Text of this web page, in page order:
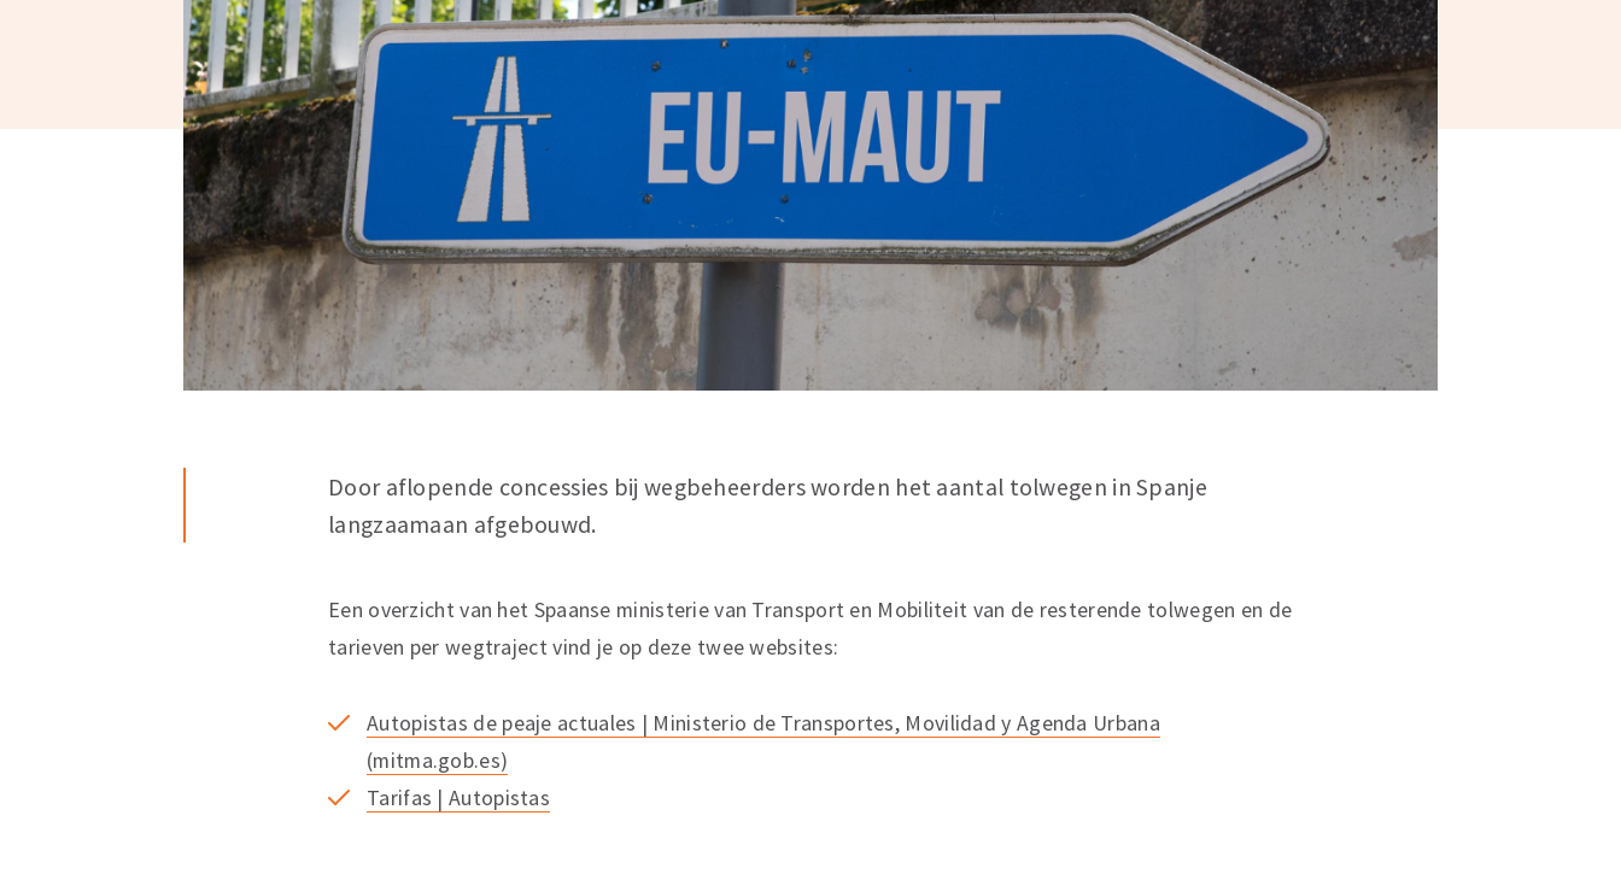
Door aflopende concessies bij wegbeheerders worden het aantal tolwegen in Spanje
langzaamaan afgebouwd.
Een overzicht van het Spaanse ministerie van Transport en Mobiliteit van de resterende tolwegen en de
tarieven per wegtraject vind je op deze twee websites:
Autopistas de peaje actuales | Ministerio de Transportes, Movilidad y Agenda Urbana
(mitma.gob.es)
Tarifas | Autopistas